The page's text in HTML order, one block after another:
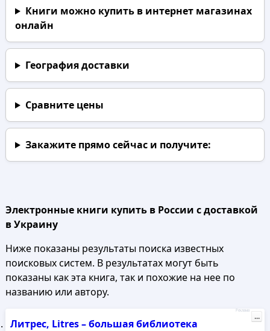
Книги можно купить в интернет магазинах
онлайн
География доставки
Сравните цены
Закажите прямо сейчаси получите:
Электронные книги купить в России с доставкой
в Украину
Ниже показаны результаты поиска известных
поисковых систем. В результатах могут быть
показаны как эта книга, так и похожие на нее по
названию или автору.
Литрес, Litres – большая библиотека
Реклама
...